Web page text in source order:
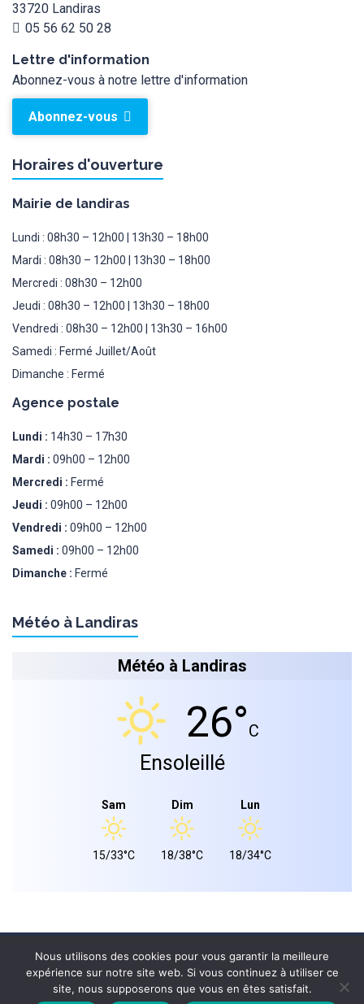
33720 Landiras
05 56 62 50 28
Lettre d'information
Abonnez-vous à notre lettre d'information
Abonnez-vous
Horaires d'ouverture
Mairie de landiras
Lundi : 08h30 – 12h00 | 13h30 – 18h00
Mardi : 08h30 – 12h00 | 13h30 – 18h00
Mercredi : 08h30 – 12h00
Jeudi : 08h30 – 12h00 | 13h30 – 18h00
Vendredi : 08h30 – 12h00 | 13h30 – 16h00
Samedi : Fermé Juillet/Août
Dimanche : Fermé
Agence postale
Lundi : 14h30 – 17h30
Mardi : 09h00 – 12h00
Mercredi : Fermé
Jeudi : 09h00 – 12h00
Vendredi : 09h00 – 12h00
Samedi : 09h00 – 12h00
Dimanche : Fermé
Météo à Landiras
Météo à Landiras
26°C
Ensoleillé
Sam
15/33°C
Dim
18/38°C
Lun
18/34°C
Mairie de landiras 2026 © - Tous droits réservés.
PLAN DU SITE
MENTIONS LÉGALES
Nous utilisons des cookies pour vous garantir la meilleure
expérience sur notre site web. Si vous continuez à utiliser ce
site, nous supposerons que vous en êtes satisfait.